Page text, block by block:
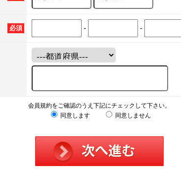
必須 - -
会員規約をご確認のうえ下記にチェックして下さい。
同意します
同意しません